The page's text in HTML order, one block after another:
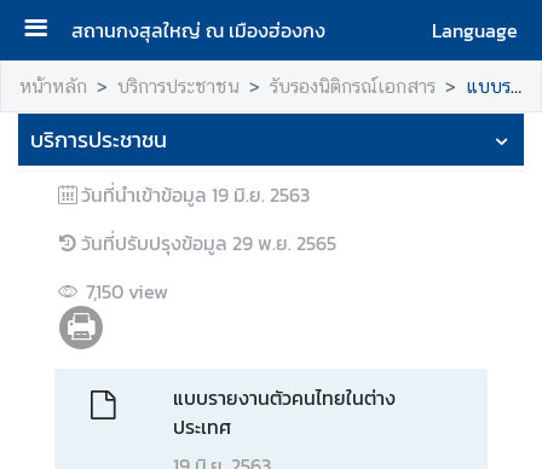
สถานกงสุลใหญ่ ณ เมืองฮ่องกง
Language
ห
น้
า
ห
ลั
ก
ถ
า
หน้าหลัก บริการประชาชน รับรองนิติกรณ์เอกสาร แบบรายงานตัวคนไทยในต่างประเทศ
บริการประชาชน
วันที่นำเข้าข้อมูล 19 มิ.ย. 2563
วันที่ปรับปรุงข้อมูล 29 พ.ย. 2565
7,150 view
แบบรายงานตัวคนไทยในต่าง
ประเทศ